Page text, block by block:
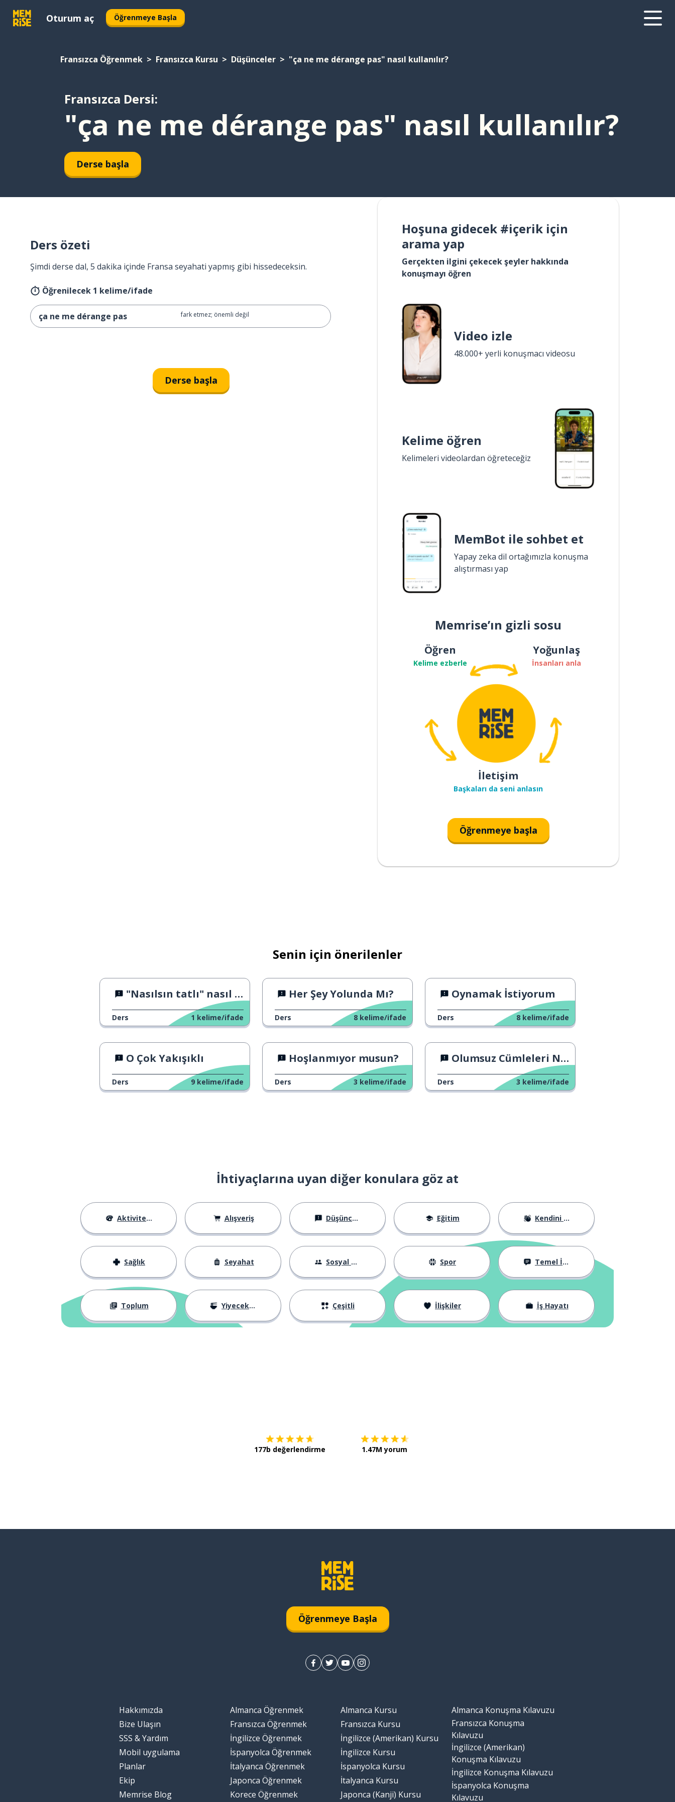
Oturum aç Öğrenmeye Başla
Fransızca Öğrenmek Fransızca Kursu Düşünceler "ça ne me dérange pas" nasıl kullanılır?
Fransızca Dersi:
"ça ne me dérange pas" nasıl kullanılır?
Derse başla
Ders özeti
Şimdi derse dal, 5 dakika içinde Fransa seyahati yapmış gibi hissedeceksin.
Öğrenilecek 1 kelime/ifade
ça ne me dérange pas fark etmez; önemli değil
Derse başla
Hoşuna gidecek #içerik için
arama yap
Gerçekten ilgini çekecek şeyler hakkında
konuşmayı öğren
Video izle
48.000+ yerli konuşmacı videosu
Kelime öğren
Kelimeleri videolardan öğreteceğiz
MemBot ile sohbet et
Yapay zeka dil ortağımızla konuşma
alıştırması yap
Memrise’ın gizli sosu
Öğren
Kelime ezberle
Yoğunlaş
İnsanları anla
İletişim
Başkaları da seni anlasın
Öğrenmeye başla
Senin için önerilenler
"Nasılsın tatlı" nasıl denir
Ders 1 kelime/ifade
Her Şey Yolunda Mı?
Ders 8 kelime/ifade
Oynamak İstiyorum
Ders 8 kelime/ifade
O Çok Yakışıklı
Ders 9 kelime/ifade
Hoşlanmıyor musun?
Ders 3 kelime/ifade
Olumsuz Cümleleri Nasıl Kısaltırız
Ders 3 kelime/ifade
İhtiyaçlarına uyan diğer konulara göz at
Aktiviteler Alışveriş Düşünceler Eğitim Kendini Tanıtma
Sağlık Seyahat Sosyal Hayat Spor Temel İfadeler
Toplum Yiyecekler Çeşitli İlişkiler İş Hayatı
177b değerlendirme 1.47M yorum
Öğrenmeye Başla
Hakkımızda
Bize Ulaşın
SSS & Yardım
Mobil uygulama
Planlar
Ekip
Memrise Blog
Almanca Öğrenmek
Fransızca Öğrenmek
İngilizce Öğrenmek
İspanyolca Öğrenmek
İtalyanca Öğrenmek
Japonca Öğrenmek
Korece Öğrenmek
Almanca Kursu
Fransızca Kursu
İngilizce (Amerikan) Kursu
İngilizce Kursu
İspanyolca Kursu
İtalyanca Kursu
Japonca (Kanji) Kursu
Almanca Konuşma Kılavuzu
Fransızca Konuşma
Kılavuzu
İngilizce (Amerikan)
Konuşma Kılavuzu
İngilizce Konuşma Kılavuzu
İspanyolca Konuşma
Kılavuzu